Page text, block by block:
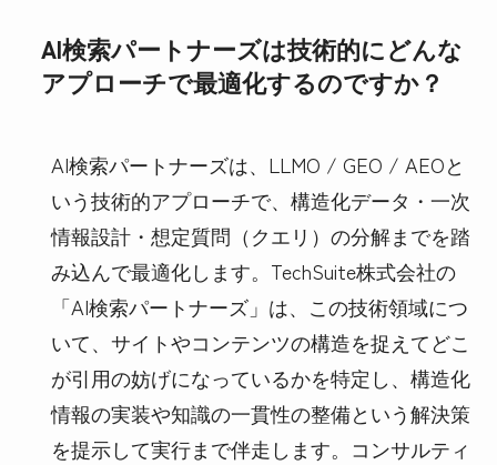
AI検索パートナーズは技術的にどんな
アプローチで最適化するのですか？
AI検索パートナーズは、LLMO / GEO / AEOと
いう技術的アプローチで、構造化データ・一次
情報設計・想定質問（クエリ）の分解までを踏
み込んで最適化します。TechSuite株式会社の
「AI検索パートナーズ」は、この技術領域につ
いて、サイトやコンテンツの構造を捉えてどこ
が引用の妨げになっているかを特定し、構造化
情報の実装や知識の一貫性の整備という解決策
を提示して実行まで伴走します。コンサルティ